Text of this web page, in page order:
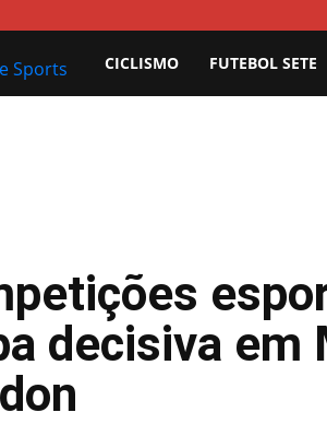
Promove
CICLISMO FUTEBOL SETE
decisiva em